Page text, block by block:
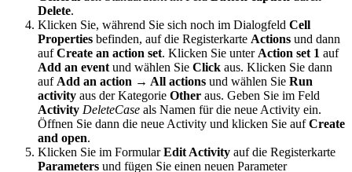
Delete.
Klicken Sie, während Sie sich noch im Dialogfeld Cell
Properties befinden, auf die Registerkarte Actions und dann
aufCreate an action set. Klicken Sie unter Action set 1 auf
Add an event und wählen Sie Click aus. Klicken Sie dann
auf Add an action → All actions und wählen Sie Run
activity aus der Kategorie Other aus. Geben Sie im Feld
Activity DeleteCase als Namen für die neue Activity ein.
Öffnen Sie dann die neue Activity und klicken Sie aufCreate
and open.
Klicken Sie im FormularEdit Activity auf die Registerkarte
Parameters und fügen Sie einen neuen Parameter